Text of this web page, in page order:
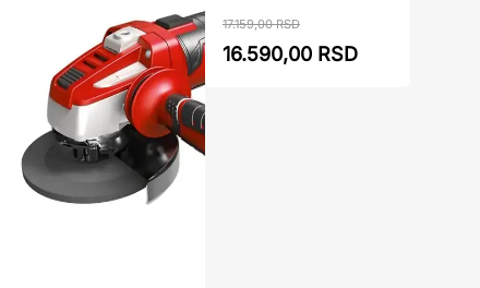
17.159,00 RSD
16.590,00 RSD